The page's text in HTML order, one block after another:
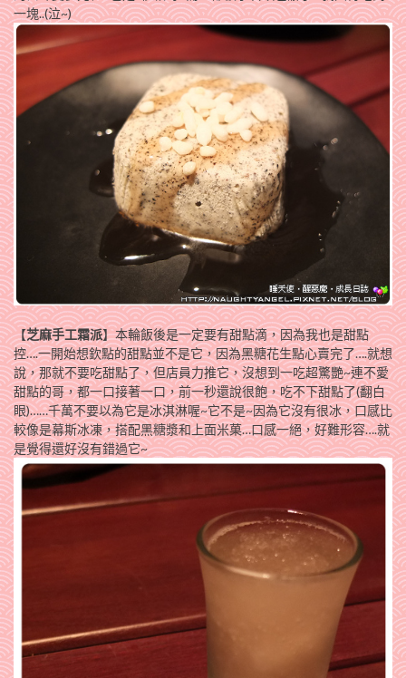
一塊..(泣~)
【芝麻手工霜派】本輪飯後是一定要有甜點滴，因為我也是甜點
控….一開始想欽點的甜點並不是它，因為黑糖花生點心賣完了….就想
說，那就不要吃甜點了，但店員力推它，沒想到一吃超驚艷~連不愛
甜點的哥，都一口接著一口，前一秒還說很飽，吃不下甜點了(翻白
眼)……千萬不要以為它是冰淇淋喔~它不是~因為它沒有很冰，口感比
較像是幕斯冰凍，搭配黑糖漿和上面米菓…口感一絕，好難形容….就
是覺得還好沒有錯過它~